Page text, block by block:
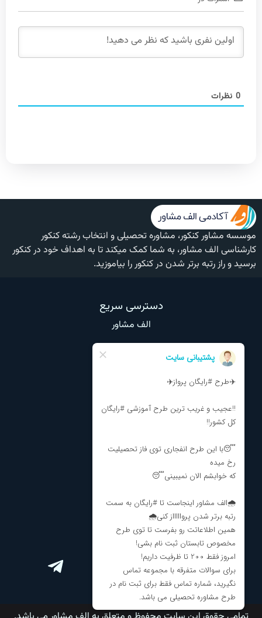
0 نظرات
موسسه مشاور کنکور، مشاوره تحصیلی و انتخاب رشته کنکور
کارشناسی الف مشاور، به شما کمک میکند تا به اهداف خود در کنکور
برسید و راز رتبه برتر شدن در کنکور را بیاموزید.
دسترسی سریع
الف مشاور
درباره ما
مشاوره انتخاب رشته
برنامه ریزی کنکور
ارتباط با ما